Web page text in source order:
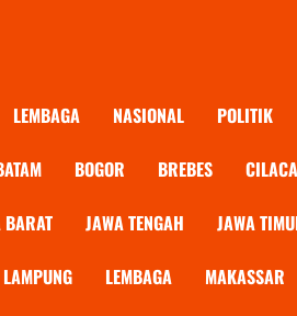
LEMBAGA NASIONAL POLITIK
BOGOR BREBES
BARAT JAWA TENGAH JAWA
LAMPUNG LEMBAGA MAKASSAR